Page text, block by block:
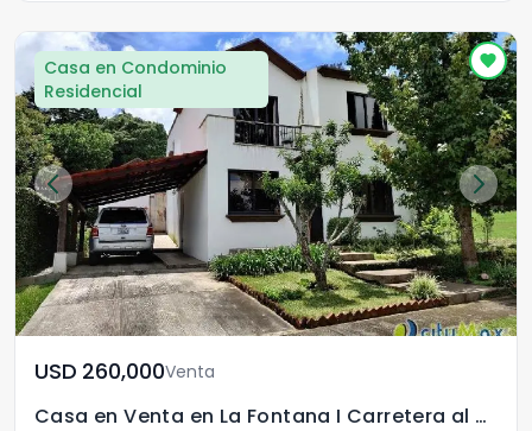
Casa en Condominio
Residencial
USD	260,000Venta
Casa en Venta en La Fontana I Carretera al Salvador